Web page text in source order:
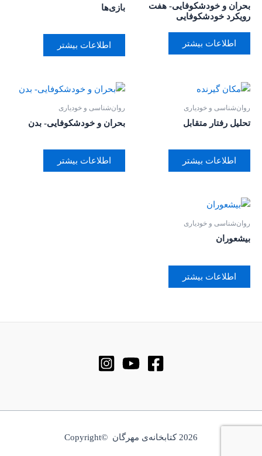
بحران و خودشکوفایی- هفت
رویکرد خودشکوفایی
اطلاعات بیشتر
بازی‌ها
اطلاعات بیشتر
روان‌‌شناسی و خودیاری
تحلیل رفتار متقابل
اطلاعات بیشتر
روان‌‌شناسی و خودیاری
بحران و خودشکوفایی- بدن
اطلاعات بیشتر
روان‌‌شناسی و خودیاری
بیشعوران
اطلاعات بیشتر
2026 کتابخانه‌ی مهرگان ©Copyright